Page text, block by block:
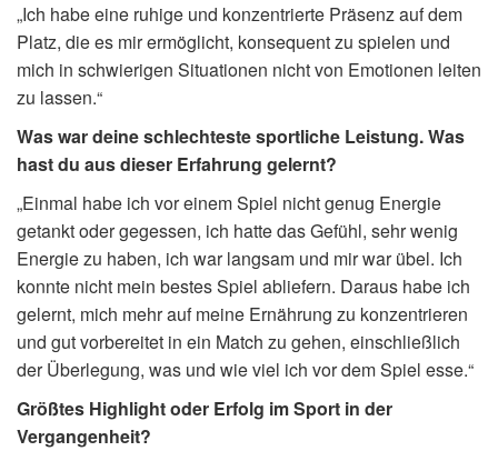
„Ich habe eine ruhige und konzentrierte Präsenz auf dem
Platz, die es mir ermöglicht, konsequent zu spielen und
mich in schwierigen Situationen nicht von Emotionen leiten
zu lassen.“
Was war deine schlechteste sportliche Leistung. Was
hast du aus dieser Erfahrung gelernt?
„Einmal habe ich vor einem Spiel nicht genug Energie
getankt oder gegessen, ich hatte das Gefühl, sehr wenig
Energie zu haben, ich war langsam und mir war übel. Ich
konnte nicht mein bestes Spiel abliefern. Daraus habe ich
gelernt, mich mehr auf meine Ernährung zu konzentrieren
und gut vorbereitet in ein Match zu gehen, einschließlich
der Überlegung, was und wie viel ich vor dem Spiel esse.“
Größtes Highlight oder Erfolg im Sport in der
Vergangenheit?